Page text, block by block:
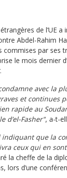
de l’UE a
Abdel-Rahim
commises par ses
le mois dernier
.
avec la
et continues
rapide au
d’el-Fasher", a-t-
indiquant que la
ceux qui en sont
la cheffe de la
lors d’une